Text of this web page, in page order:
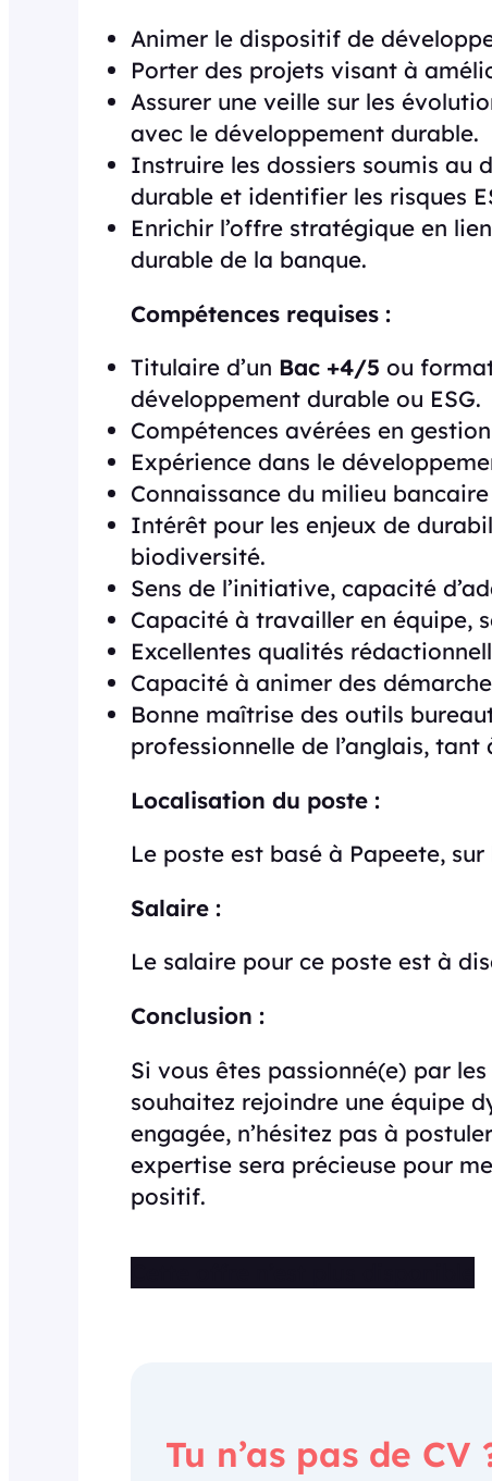
Animer le dispositif de
Porter des projets visant à
Assurer une veille sur les
avec le développement durable.
Instruire les dossiers soumis au
durable et identifier les risques
Enrichir l’offre stratégique en
durable de la banque.
Compétences requises :
Titulaire d’un Bac +4/5 ou
développement durable ou ESG.
Compétences avérées en
Expérience dans le
Connaissance du milieu
Intérêt pour les enjeux de
biodiversité.
Sens de l’initiative, capacité
Capacité à travailler en équipe,
Excellentes qualités
Capacité à animer des
Bonne maîtrise des outils
professionnelle de l’anglais, tant
Localisation du poste :
Le poste est basé à Papeete, sur
Salaire :
Le salaire pour ce poste est à
Conclusion :
Si vous êtes passionné(e) par
souhaitez rejoindre une équipe
engagée, n’hésitez pas à
expertise sera précieuse pour
positif.
Tu n’as pas de CV